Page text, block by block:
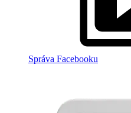
Správa Facebooku